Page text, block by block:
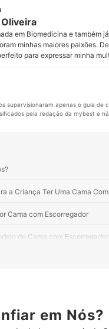
de formação de educadores
consultora educacional e
Bruna Gallo
em Biomedicina e também
minhas maiores paixões.
para expressar minha
supervisionaram apenas o guia
pela redação da mybest e
a Criança Ter Uma Cama
Cama com Escorregador
de Cama com
80 kg ou Mais Duram Por
em Nós?